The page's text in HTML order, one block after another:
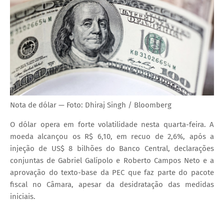
Nota de dólar — Foto: Dhiraj Singh / Bloomberg
O dólar opera em forte volatilidade nesta quarta-feira. A
moeda alcançou os R$ 6,10, em recuo de 2,6%, após a
injeção de US$ 8 bilhões do Banco Central, declarações
conjuntas de Gabriel Galípolo e Roberto Campos Neto e a
aprovação do texto-base da PEC que faz parte do pacote
fiscal no Câmara, apesar da desidratação das medidas
iniciais.